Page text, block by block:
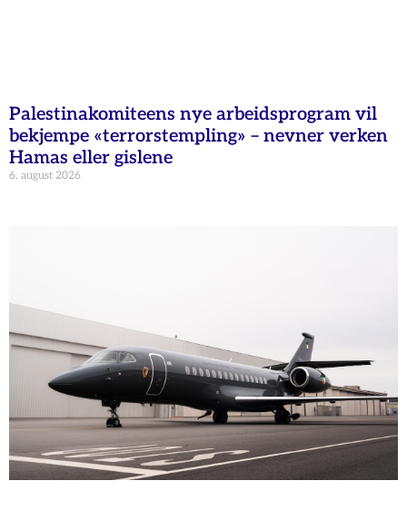
Palestinakomiteens nye arbeidsprogram vil
bekjempe «terrorstempling» – nevner verken
Hamas eller gislene
6. august 2026